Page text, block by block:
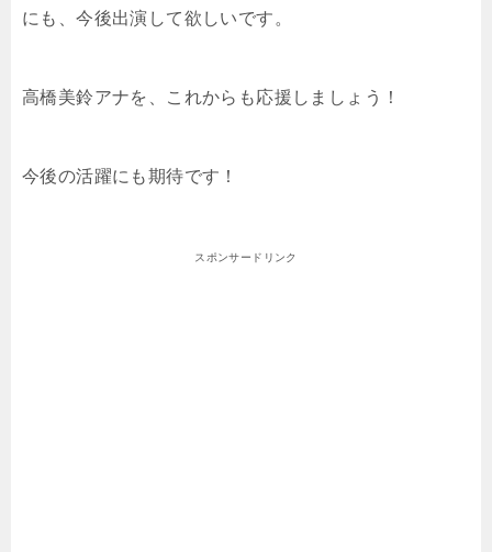
にも、今後出演して欲しいです。
高橋美鈴アナを、これからも応援しましょう！
今後の活躍にも期待です！
スポンサードリンク